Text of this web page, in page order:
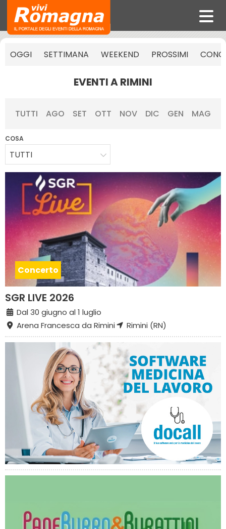
OGGI SETTIMANA WEEKEND PROSSIMI
EVENTI A RIMINI
TUTTI AGO SET OTT NOV DIC GEN MAG
COSA
TUTTI
Concerto
SGR LIVE 2026
Dal 30 giugno al 1 luglio
Arena Francesca da Rimini
Rimini (RN)